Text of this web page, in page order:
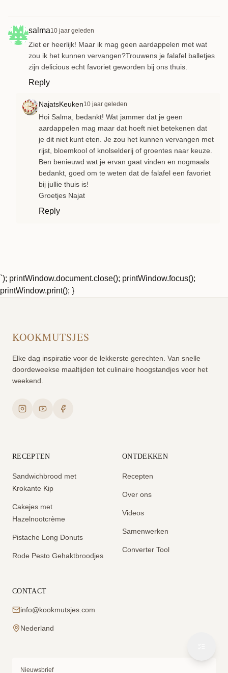
salma10 jaar geleden
Ziet er heerlijk! Maar ik mag geen aardappelen met wat
zou ik het kunnen vervangen?Trouwens je falafel balletjes
zijn delicious echt favoriet geworden bij ons thuis.
Reply
NajatsKeuken10 jaar geleden
Hoi Salma, bedankt! Wat jammer dat je geen
aardappelen mag maar dat hoeft niet betekenen dat
je dit niet kunt eten. Je zou het kunnen vervangen met
rijst, bloemkool of knolselderij of groentes naar keuze.
Ben benieuwd wat je ervan gaat vinden en nogmaals
bedankt, goed om te weten dat de falafel een favoriet
bij jullie thuis is!
Groetjes Najat
Reply
`); printWindow.document.close(); printWindow.focus();
printWindow.print(); }
KOOKMUTSJES
Elke dag inspiratie voor de lekkerste gerechten. Van snelle
doordeweekse maaltijden tot culinaire hoogstandjes voor het
weekend.
RECEPTEN
Sandwichbrood met
Krokante Kip
Cakejes met
Hazelnootcrème
Pistache Long Donuts
Rode Pesto Gehaktbroodjes
ONTDEKKEN
Recepten
Over ons
Videos
Samenwerken
Converter Tool
CONTACT
info@kookmutsjes.com
Nederland
Nieuwsbrief